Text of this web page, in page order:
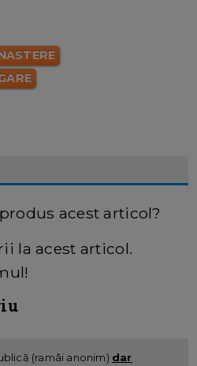
acest articol?
la acest articol.
(ramâi anonim) dar